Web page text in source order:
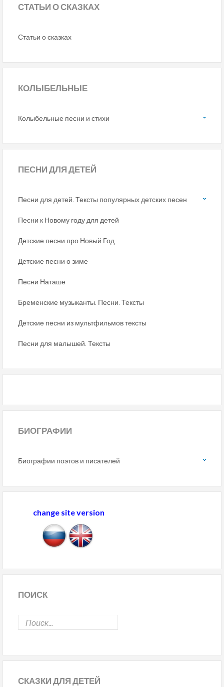
СТАТЬИО СКАЗКАХ
Статьи о сказках
КОЛЫБЕЛЬНЫЕ
Колыбельные песни и стихи
ПЕСНИДЛЯ ДЕТЕЙ
Песни для детей. Тексты популярных детских песен
Песни к Новому году для детей
Детские песни про Новый Год
Детские песни о зиме
Песни Наташе
Бременские музыканты. Песни. Тексты
Детские песни из мультфильмов тексты
Песни для малышей. Тексты
БИОГРАФИИ
Биографии поэтов и писателей
change site version
ПОИСК
СКАЗКИДЛЯ ДЕТЕЙ